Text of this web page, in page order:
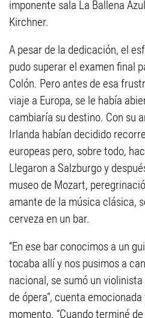
imponente sala La Ballena
Kirchner.
A pesar de la dedicación, el
pudo superar el examen final
Colón. Pero antes de esa
viaje a Europa, se le había
cambiaría su destino. Con su
Irlanda habían decidido
europeas pero, sobre todo,
Llegaron a Salzburgo y
museo de Mozart,
amante de la música clásica,
cerveza en un bar.
“En ese bar conocimos a un
tocaba allí y nos pusimos a
nacional, se sumó un
de ópera”, cuenta
momento. “Cuando terminé